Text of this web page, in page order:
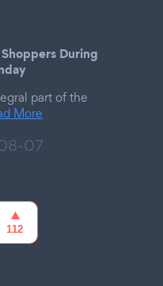
During
part of the
More
07